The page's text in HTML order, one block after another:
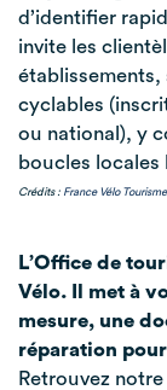
d’identifier
invite les
établissements,
cyclables
ou national), y
boucles locales
Crédits : France Vélo Tourisme
L’Office de
Vélo. Il met à
mesure, une
réparation
Retrouvez